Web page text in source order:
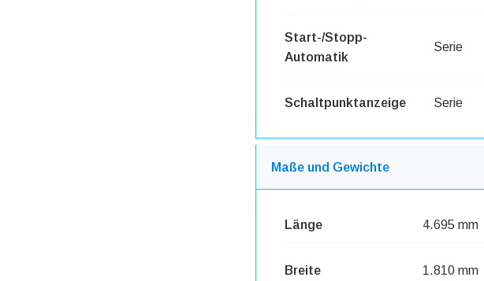
Start-/Stopp-
Automatik
Serie
Schaltpunktanzeige Serie
Maße und Gewichte
Länge 4.695 mm
Breite 1.810 mm